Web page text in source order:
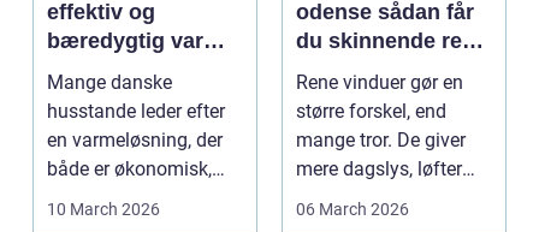
effektiv og
bæredygtig varme
til hjemmet
Mange danske
husstande leder efter
en varmeløsning, der
både er økonomisk,
nem i hverdagen og
10 March 2026
odense sådan får
du skinnende rene
ruder året rundt
Rene vinduer gør en
større forskel, end
mange tror. De giver
mere dagslys, løfter
humøret og får båd...
06 March 2026